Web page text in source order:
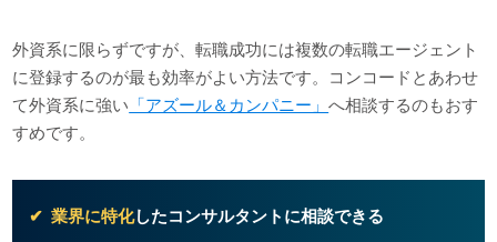
外資系に限らずですが、転職成功には複数の転職エージェント
に登録するのが最も効率がよい方法です。コンコードとあわせ
て外資系に強い 「アズール＆カンパニー」へ相談するのもおす
すめです。
業界に特化したコンサルタントに相談できる